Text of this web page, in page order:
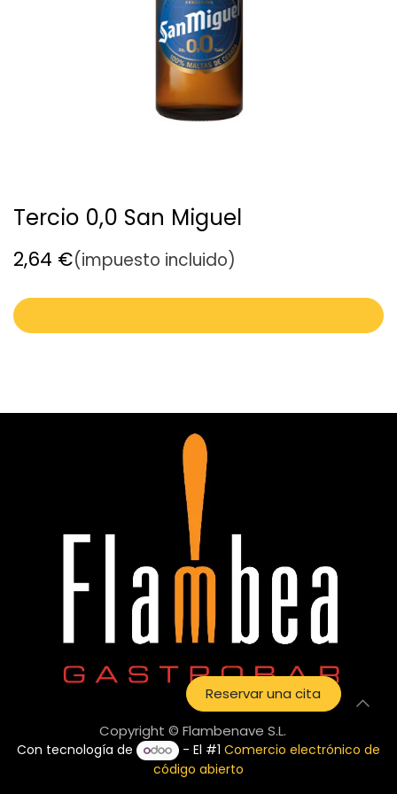
Tercio 0,0 San Miguel
2,64 €(impuesto incluido)
Reservar una cita
Copyright © Flambenave S.L.
Con tecnología de - El #1Comercio electrónico de
código abierto